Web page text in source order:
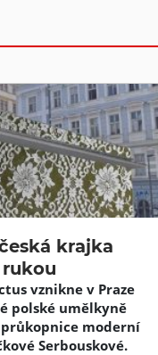
krajka
vznikne v Praze
polské umělkyně
moderní
Serbouskové.